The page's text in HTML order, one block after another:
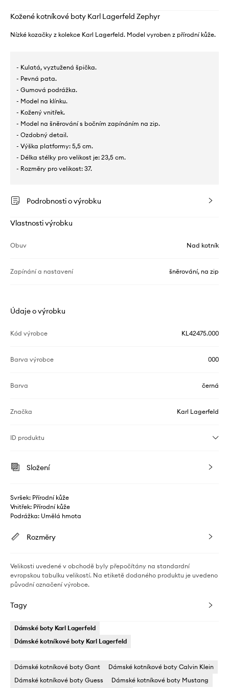
Kožené kotníkové boty Karl Lagerfeld Zephyr
Nízké kozačky z kolekce Karl Lagerfeld. Model vyroben z přírodní kůže.
- Kulatá, vyztužená špička.
- Pevná pata.
- Gumová podrážka.
- Model na klínku.
- Kožený vnitřek.
- Model na šněrování s bočním zapínáním na zip.
- Ozdobný detail.
- Výška platformy: 5,5 cm.
- Délka stélky pro velikost je: 23,5 cm.
- Rozměry pro velikost: 37.
Podrobnosti o výrobku
Vlastnosti výrobku
Obuv Nad kotník
Zapínání a nastavení šněrování, na zip
Údaje o výrobku
Kód výrobce KL42475.000
Barva výrobce 000
Barva černá
Značka Karl Lagerfeld
ID produktu
Složení
Svršek: Přírodní kůže
Vnitřek: Přírodní kůže
Podrážka: Umělá hmota
Rozměry
Velikosti uvedené v obchodě byly přepočítány na standardní
evropskou tabulku velikostí. Na etiketě dodaného produktu je uvedeno
původní označení výrobce.
Tagy
Dámské boty Karl Lagerfeld
Dámské kotníkové boty Karl Lagerfeld
Dámské kotníkové boty Gant
Dámské kotníkové boty Calvin Klein
Dámské kotníkové boty Guess
Dámské kotníkové boty Mustang